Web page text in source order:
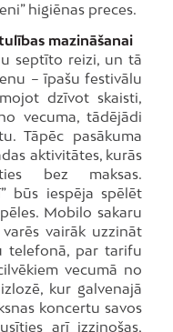
higiēnas preces.
mazināšanai
septīto reizi, un tā
– īpašu festivālu
dzīvot skaisti,
vecuma, tādējādi
Tāpēc pasākuma
aktivitātes, kurās
bez maksas.
būs iespēja spēlēt
Mobilo sakaru
vairāk uzzināt
telefonā, par tarifu
vecumā no
kur galvenajā
koncertu savos
arī izzinošas,